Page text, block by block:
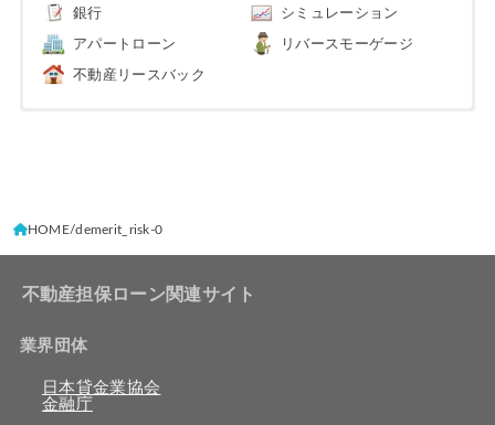
銀行 シミュレーション
アパートローン リバースモーゲージ
不動産リースバック
HOME demerit_risk-0
不動産担保ローン関連サイト
業界団体
日本貸金業協会
金融庁